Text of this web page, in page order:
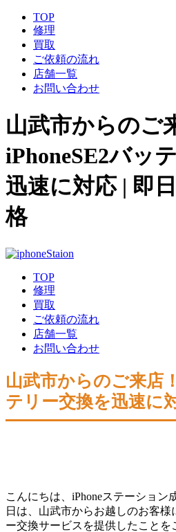
TOP
修理
買取
ご依頼の流れ
店舗一覧
お問い合わせ
山武市からのご
iPhoneSE2バッ
迅速に対応 | 即
格
TOP
修理
買取
ご依頼の流れ
店舗一覧
お問い合わせ
山武市からのご来店
テリー交換を迅速に
こんにちは、iPhoneステーション
日は、山武市からお越しのお客様
ー交換サービスを提供したことを